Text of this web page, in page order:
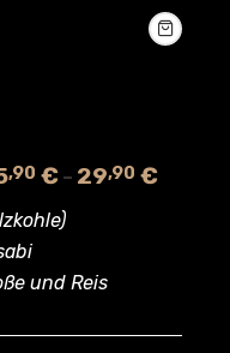
und Reis
,90 € – 29,90 €